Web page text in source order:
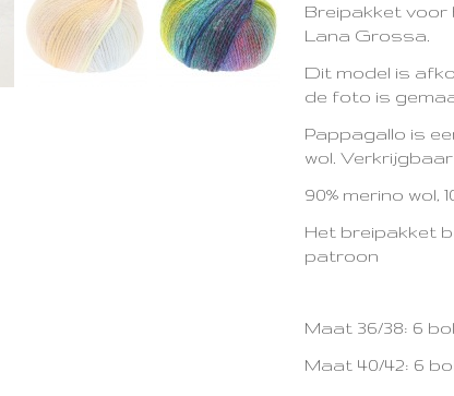
Breipakket voor
Lana Grossa.
Dit model is
de foto is
Pappagallo is
wol.
90% merino wol,
Het breipakket
patroon
Maat 36/38: 6
Maat 40/42: 6